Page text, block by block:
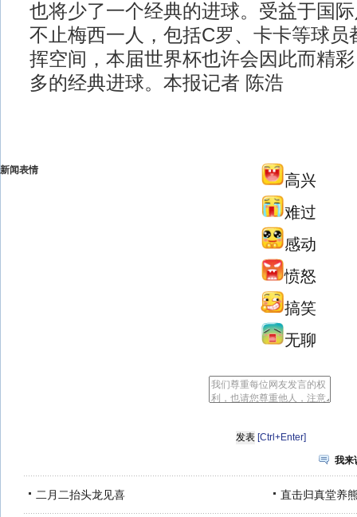
也将少了一个经典的进球。受益于国
不止梅西一人，包括C罗、卡卡等球员
挥空间，本届世界杯也许会因此而精
多的经典进球。本报记者 陈浩
新闻表情
高兴
难过
感动
愤怒
搞笑
无聊
[Ctrl+Enter]
我来
二月二抬头龙见喜 直击归真堂养